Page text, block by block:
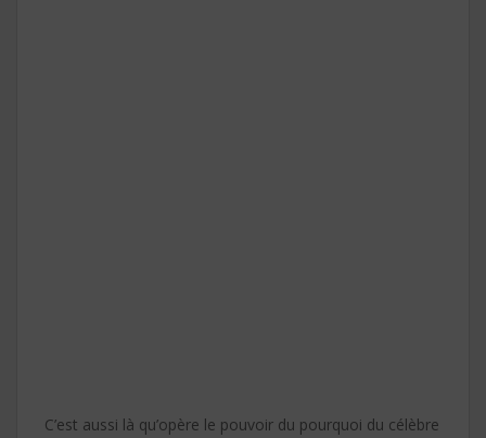
C’est aussi là qu’opère le pouvoir du pourquoi du célèbre